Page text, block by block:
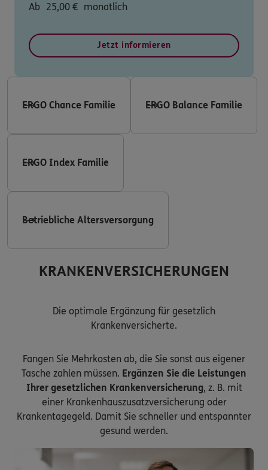
Ab 25,00 € monatlich
Jetzt informieren
ERGO Chance Familie ERGO Balance Familie
ERGO Index Familie
Betriebliche Altersversorgung
KRANKENVERSICHERUNGEN
Die optimale Ergänzung für gesetzlich
Krankenversicherte.
Fangen Sie Mehrkosten ab, die Sie sonst aus eigener
Tasche zahlen müssen. Ergänzen Sie die Leistungen
Ihrer gesetzlichen Krankenversicherung, z. B. mit
einer Krankenhauszusatzversicherung oder
Krankentagegeld. Damit Sie schneller und entspannter
gesund werden.